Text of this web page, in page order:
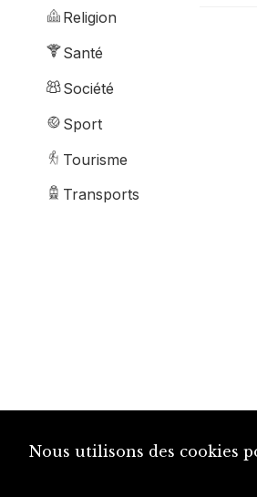
Religion
Santé
Société
Sport
Tourisme
Transports
Nous utilisons des cookies